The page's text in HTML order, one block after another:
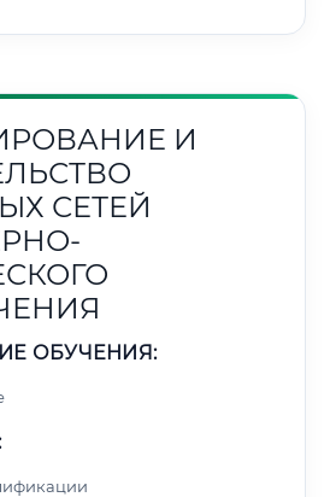
И
СЕТЕЙ
ОБУЧЕНИЯ: